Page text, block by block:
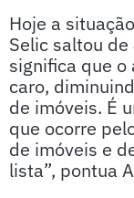
Hoje a
Selic saltou
significa que o
caro,
de imóveis. É
que ocorre
de imóveis e
lista”, pontua